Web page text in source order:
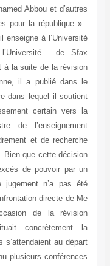
Abbou et d’autres
pour la république » .
à l’Université
de Sfax
la suite de la révision
il a publié dans le
dans lequel il soutient
certain vers la
de l’enseignement
et de recherche
Bien que cette décision
de pouvoir par un
jugement n’a pas été
directe de Me
de la révision
concrètement la
au départ
plusieurs conférences